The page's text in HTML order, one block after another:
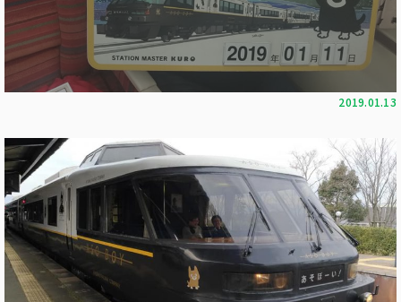
2019.01.13